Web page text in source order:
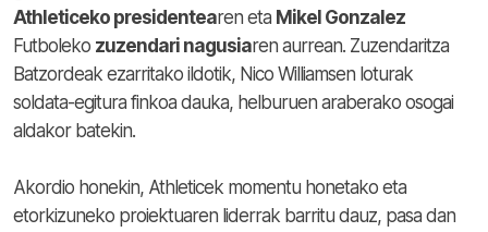
Athleticeko presidentearen eta Mikel Gonzalez
Futboleko zuzendari nagusiaren aurrean. Zuzendaritza
Batzordeak ezarritako ildotik, Nico Williamsen loturak
soldata-egitura finkoa dauka, helburuen araberako osogai
aldakor batekin.
Akordio honekin, Athleticek momentu honetako eta
etorkizuneko proiektuaren liderrak barritu dauz, pasa dan